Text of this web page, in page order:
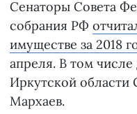
Сенаторы Совета
собрания РФ
имуществе за 2018
апреля. В том числе
Иркутской области
Мархаев.